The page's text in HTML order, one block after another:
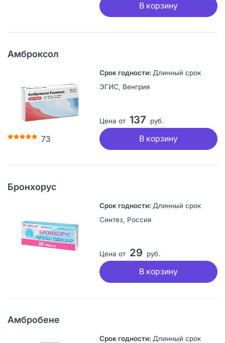
В корзину
Амброксол
73
Длинный срок
ЭГИС, Венгрия
Цена от 137 руб.
В корзину
Бронхорус
Длинный срок
Синтез, Россия
Цена от 29 руб.
В корзину
Амбробене
Длинный срок